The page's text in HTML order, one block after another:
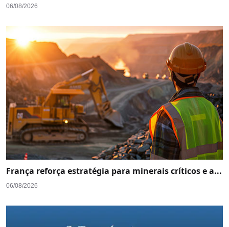
06/08/2026
França reforça estratégia para minerais críticos e a...
06/08/2026